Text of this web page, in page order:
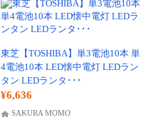
東芝【TOSHIBA】単3電池10本 単
4電池10本 LED懐中電灯 LEDラン
タン LEDランタ･･･
¥6,636
SAKURA MOMO